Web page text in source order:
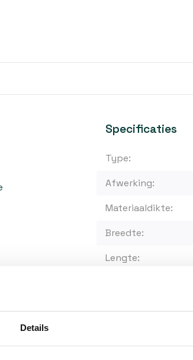
Details
de
Specificaties
Type:
Afwerking:
Materiaaldikte:
Breedte:
Lengte: